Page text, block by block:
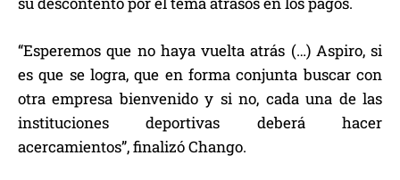
“Esperemos que no haya vuelta atrás (…) Aspiro, si
es que se logra, que en forma conjunta buscar con
otra empresa bienvenido y si no, cada una de las
instituciones deportivas deberá hacer
acercamientos”, finalizó Chango.